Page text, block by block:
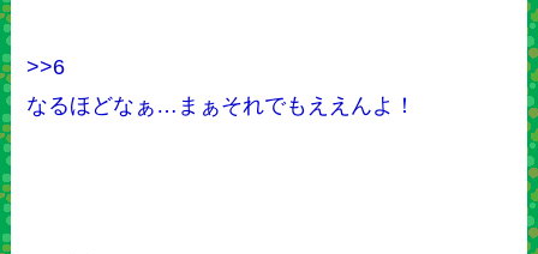
>>6
なるほどなぁ…まぁそれでもええんよ！